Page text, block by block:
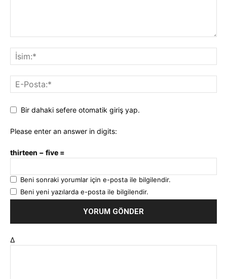
Bir dahaki sefere otomatik giriş yap.
Please enter an answer in digits:
thirteen − five =
Beni sonraki yorumlar için e-posta ile bilgilendir.
Beni yeni yazılarda e-posta ile bilgilendir.
Δ